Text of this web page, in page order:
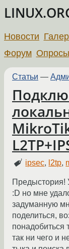
Новости
Форум Опросы
Статьи —
ipsec, l2tp,
Предыстория!
:D но мне
задуманную
поделиться,
понадобиться
так ни чего и